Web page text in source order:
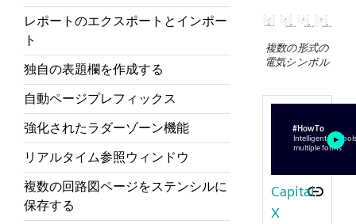
レポートのエクスポートとインポー
ト
独自の表題欄を作成する
自動ページプレフィックス
強化されたラダーゾーン機能
リアルタイム参照ウィンドウ
複数の回路図ページをステンシルに
保存する
複数の形式の
電気シンボル
Capital
X